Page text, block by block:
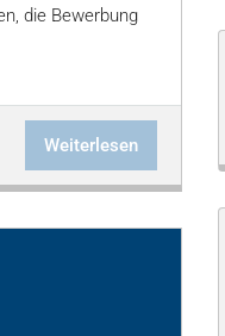
die Bewerbung
Weiterlesen